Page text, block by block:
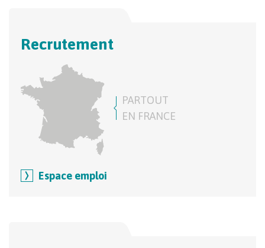
Recrutement
PARTOUT
EN FRANCE
Espace emploi